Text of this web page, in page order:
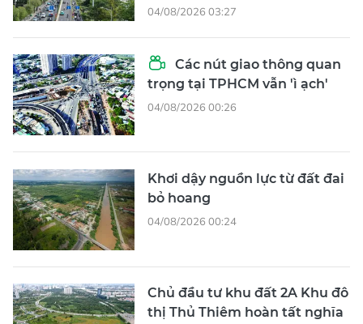
04/08/2026 03:27
Các nút giao thông quan
trọng tại TPHCM vẫn 'ì ạch'
04/08/2026 00:26
Khơi dậy nguồn lực từ đất đai
bỏ hoang
04/08/2026 00:24
Chủ đầu tư khu đất 2A Khu đô
thị Thủ Thiêm hoàn tất nghĩa